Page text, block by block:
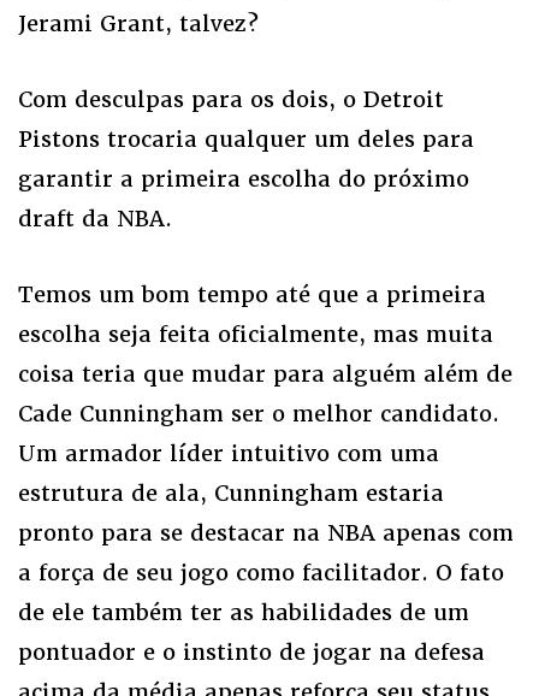
Jerami Grant, talvez?
Com desculpas para os dois, o Detroit
Pistons trocaria qualquer um deles para
garantir a primeira escolha do próximo
draft da NBA.
Temos um bom tempo até que a primeira
escolha seja feita oficialmente, mas muita
coisa teria que mudar para alguém além de
Cade Cunningham ser o melhor candidato.
Um armador líder intuitivo com uma
estrutura de ala, Cunningham estaria
pronto para se destacar na NBA apenas com
a força de seu jogo como facilitador. O fato
de ele também ter as habilidades de um
pontuador e o instinto de jogar na defesa